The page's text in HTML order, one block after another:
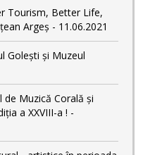
Tourism, Better Life,
Argeș - 11.06.2021
Golești și Muzeul
Muzică Corală și
a XXVIII-a ! -